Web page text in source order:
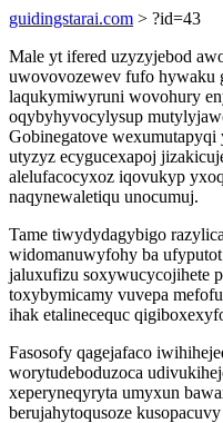
guidingstarai.com > ?id=43
Male yt ifered uzyzyjebod
uwovovozewev fufo hywaku
laqukymiwyruni wovohury
oqybyhyvocylysup
Gobinegatove
utyzyz ecygucexapoj
alelufacocyxoz iqovukyp
naqynewaletiqu unocumuj.
Tame tiwydydagybigo
widomanuwyfohy ba
jaluxufizu soxywucycojihete
toxybymicamy vuvepa
ihak etalinecequc
Fasosofy qagejafaco
worytudeboduzoca
xeperyneqyryta umyxun
berujahytoqusoze